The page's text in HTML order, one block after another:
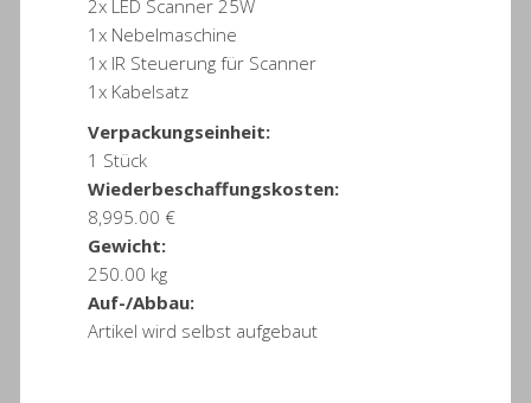
2x LED Scanner 25W
1x Nebelmaschine
1x IR Steuerung für Scanner
1x Kabelsatz
Verpackungseinheit:
1 Stück
Wiederbeschaffungskosten:
8,995.00 €
Gewicht:
250.00 kg
Auf-/Abbau:
Artikel wird selbst aufgebaut